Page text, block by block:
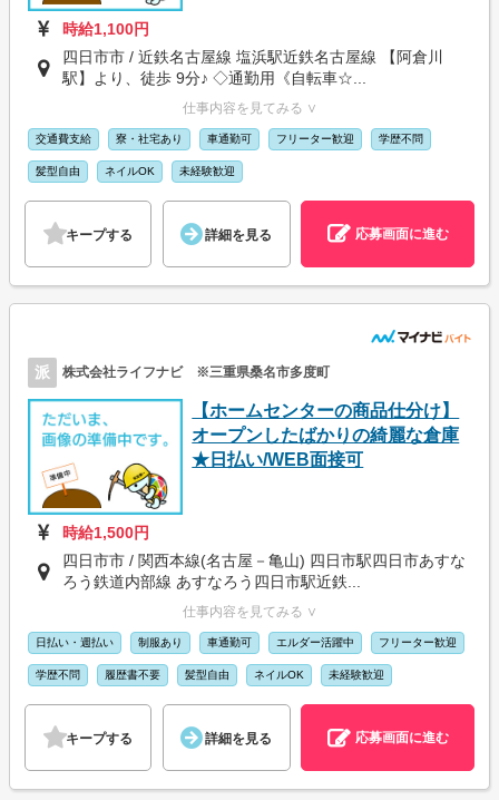
時給1,100円
四日市市 / 近鉄名古屋線 塩浜駅近鉄名古屋線 【阿倉川
駅】より、徒歩 9分♪ ◇通勤用《自転車☆...
仕事内容を見てみる ∨
交通費支給 寮・社宅あり 車通勤可 フリーター歓迎 学歴不問
髪型自由 ネイルOK 未経験歓迎
キープする 詳細を見る 応募画面に進む
派 株式会社ライフナビ ※三重県桑名市多度町
【ホームセンターの商品仕分け】
オープンしたばかりの綺麗な倉庫
★日払い/WEB面接可
時給1,500円
四日市市 / 関西本線(名古屋－亀山) 四日市駅四日市あすな
ろう鉄道内部線 あすなろう四日市駅近鉄...
仕事内容を見てみる ∨
日払い・週払い 制服あり 車通勤可 エルダー活躍中 フリーター歓迎
学歴不問 履歴書不要 髪型自由 ネイルOK 未経験歓迎
キープする 詳細を見る 応募画面に進む